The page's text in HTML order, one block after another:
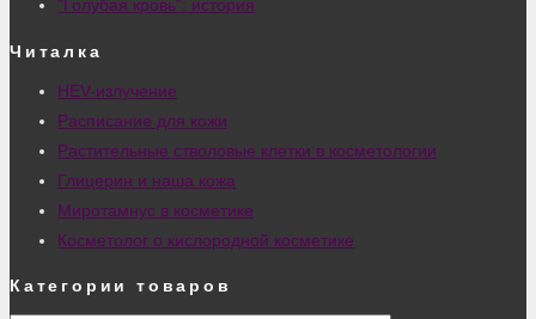
"Голубая кровь": история
Читалка
HEV-излучение
Расписание для кожи
Растительные стволовые клетки в косметологии
Глицерин и наша кожа
Миротамнус в косметике
Косметолог о кислородной косметике
Категории товаров